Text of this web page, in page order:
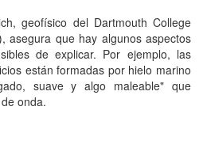
geofísico del Dartmouth College
asegura que hay algunos aspectos
de explicar. Por ejemplo, las
están formadas por hielo marino
suave y algo maleable" que
onda.